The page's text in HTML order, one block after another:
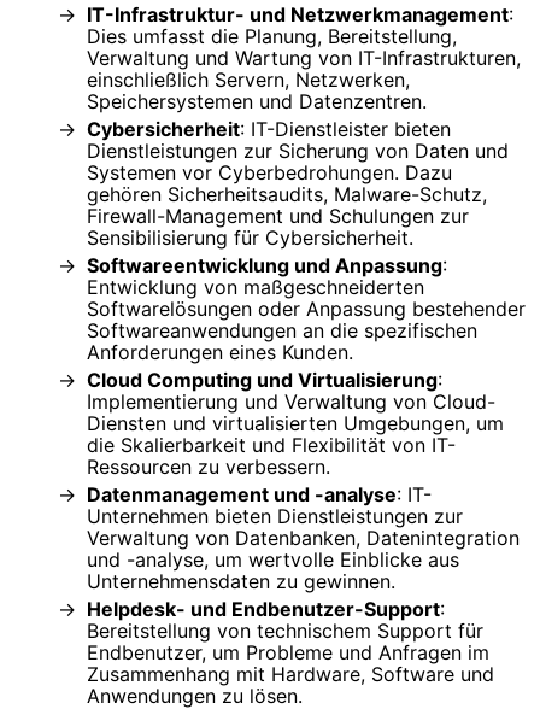
IT-Infrastruktur- und Netzwerkmanagement:
Dies umfasst die Planung, Bereitstellung,
Verwaltung und Wartung von IT-Infrastrukturen,
einschließlich Servern, Netzwerken,
Speichersystemen und Datenzentren.
Cybersicherheit: IT-Dienstleister bieten
Dienstleistungen zur Sicherung von Daten und
Systemen vor Cyberbedrohungen. Dazu
gehören Sicherheitsaudits, Malware-Schutz,
Firewall-Management und Schulungen zur
Sensibilisierung für Cybersicherheit.
Softwareentwicklung und Anpassung:
Entwicklung von maßgeschneiderten
Softwarelösungen oder Anpassung bestehender
Softwareanwendungen an die spezifischen
Anforderungen eines Kunden.
Cloud Computing und Virtualisierung:
Implementierung und Verwaltung von Cloud-
Diensten und virtualisierten Umgebungen, um
die Skalierbarkeit und Flexibilität von IT-
Ressourcen zu verbessern.
Datenmanagement und -analyse: IT-
Unternehmen bieten Dienstleistungen zur
Verwaltung von Datenbanken, Datenintegration
und -analyse, um wertvolle Einblicke aus
Unternehmensdaten zu gewinnen.
Helpdesk- und Endbenutzer-Support:
Bereitstellung von technischem Support für
Endbenutzer, um Probleme und Anfragen im
Zusammenhang mit Hardware, Software und
Anwendungen zu lösen.